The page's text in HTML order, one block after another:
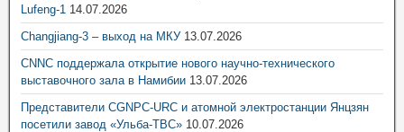
Lufeng-1 14.07.2026
Changjiang-3 – выход на МКУ 13.07.2026
CNNC поддержала открытие нового научно-технического
выставочного зала в Намибии 13.07.2026
Представители CGNPC-URC и атомной электростанции Янцзян
посетили завод «Ульба-ТВС» 10.07.2026